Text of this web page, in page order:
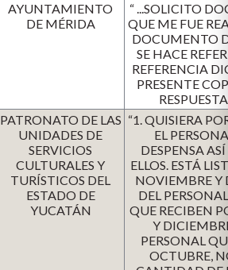
AYUNTAMIENTO
DE MÉRIDA
“ ...SOLICITO
QUE ME FUE
DOCUMENTO
SE HACE
REFERENCIA
PRESENTE
PATRONATO DE LAS
UNIDADES DE
SERVICIOS
CULTURALES Y
TURÍSTICOS DEL
ESTADO DE
YUCATÁN
“1. QUISIERA
EL
DESPENSA
ELLOS. ESTÁ
NOVIEMBRE Y
DEL
QUE RECIBEN
Y
PERSONAL
OCTUBRE,